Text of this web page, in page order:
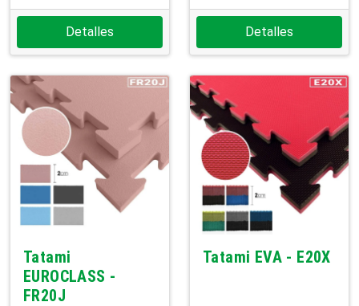
Detalles Detalles
Tatami
EUROCLASS -
FR20J
Tatami EVA - E20X